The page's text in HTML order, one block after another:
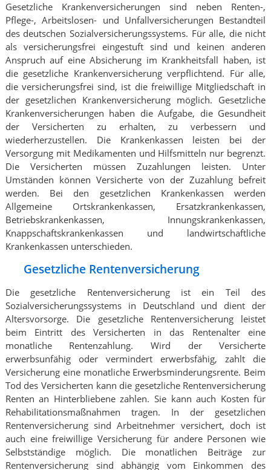
Gesetzliche Krankenversicherungen sind neben Renten-,
Pflege-, Arbeitslosen- und Unfallversicherungen Bestandteil
des deutschen Sozialversicherungssystems. Für alle, die nicht
als versicherungsfrei eingestuft sind und keinen anderen
Anspruch auf eine Absicherung im Krankheitsfall haben, ist
die gesetzliche Krankenversicherung verpflichtend. Für alle,
die versicherungsfrei sind, ist die freiwillige Mitgliedschaft in
der gesetzlichen Krankenversicherung möglich. Gesetzliche
Krankenversicherungen haben die Aufgabe, die Gesundheit
der Versicherten zu erhalten, zu verbessern und
wiederherzustellen. Die Krankenkassen leisten bei der
Versorgung mit Medikamenten und Hilfsmitteln nur begrenzt.
Die Versicherten müssen Zuzahlungen leisten. Unter
Umständen können Versicherte von der Zuzahlung befreit
werden. Bei den gesetzlichen Krankenkassen werden
Allgemeine Ortskrankenkassen, Ersatzkrankenkassen,
Betriebskrankenkassen, Innungskrankenkassen,
Knappschaftskrankenkassen und landwirtschaftliche
Krankenkassen unterschieden.
Gesetzliche Rentenversicherung
Die gesetzliche Rentenversicherung ist ein Teil des
Sozialversicherungssystems in Deutschland und dient der
Altersvorsorge. Die gesetzliche Rentenversicherung leistet
beim Eintritt des Versicherten in das Rentenalter eine
monatliche Rentenzahlung. Wird der Versicherte
erwerbsunfähig oder vermindert erwerbsfähig, zahlt die
Versicherung eine monatliche Erwerbsminderungsrente. Beim
Tod des Versicherten kann die gesetzliche Rentenversicherung
Renten an Hinterbliebene zahlen. Sie kann auch Kosten für
Rehabilitationsmaßnahmen tragen. In der gesetzlichen
Rentenversicherung sind Arbeitnehmer versichert, doch ist
auch eine freiwillige Versicherung für andere Personen wie
Selbstständige möglich. Die monatlichen Beiträge zur
Rentenversicherung sind abhängig vom Einkommen des